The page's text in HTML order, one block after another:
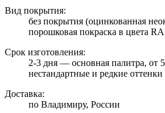
Вид покрытия:
без покрытия (оцинкованная
порошковая покраска в цвета
Срок изготовления:
2-3 дня — основная палитра, от
нестандартные и редкие оттенки
Доставка:
по Владимиру, России